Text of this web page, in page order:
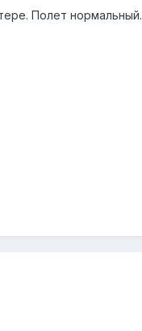
Полет нормальный.